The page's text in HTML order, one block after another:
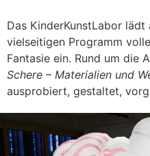
Das KinderKunstLabor
vielseitigen Programm
Fantasie ein. Rund um die
Schere – Materialien und
ausprobiert, gestaltet,